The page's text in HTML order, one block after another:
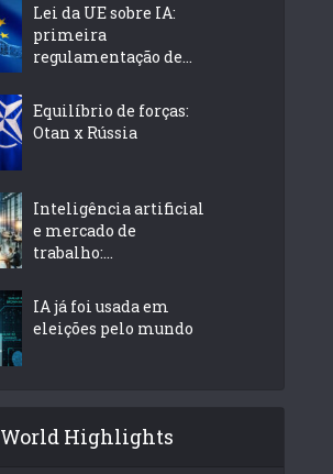
Lei da UE sobre IA:
primeira
regulamentação de...
Equilíbrio de forças:
Otan x Rússia
Inteligência artificial
e mercado de
trabalho:...
IA já foi usada em
eleições pelo mundo
World Highlights